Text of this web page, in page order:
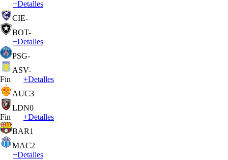
+Detalles
CIE-
BOT-
+Detalles
PSG-
ASV-
Fin
+Detalles
AUC3
LDN0
Fin
+Detalles
BAR1
MAC2
+Detalles